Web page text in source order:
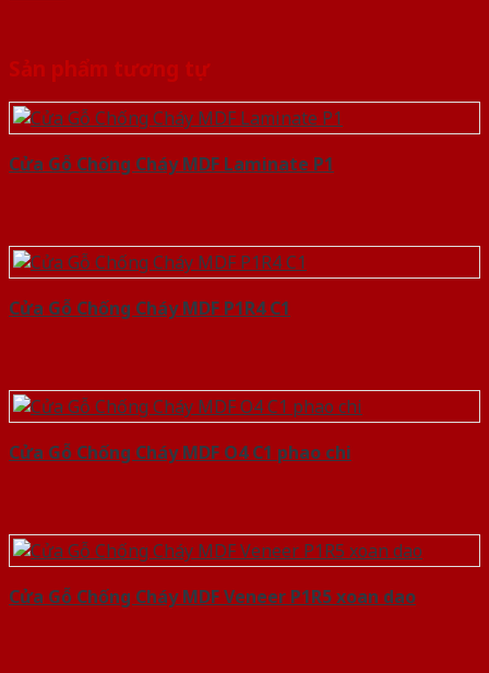
Sản phẩm tương tự
Cửa Gỗ Chống Cháy MDF Laminate P1
Cửa Gỗ Chống Cháy MDF P1R4 C1
Cửa Gỗ Chống Cháy MDF O4 C1 phao chi
Cửa Gỗ Chống Cháy MDF Veneer P1R5 xoan dao